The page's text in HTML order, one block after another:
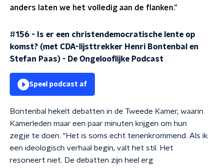
anders laten we het volledig aan de flanken."
#156 - Is er een christendemocratische lente op
komst? (met CDA-lijsttrekker Henri Bontenbal en
Stefan Paas) - De Ongelooflijke Podcast
Speel podcast af
Bontenbal hekelt debatten in de Tweede Kamer, waarin
Kamerleden maar een paar minuten krijgen om hun
zegje te doen. "Het is soms echt tenenkrommend. Als ik
een ideologisch verhaal begin, valt het stil. Het
resoneert niet. De debatten zijn heel erg